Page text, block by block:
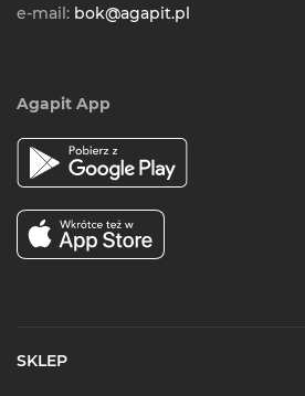
e-mail: bok@agapit.pl
Agapit App
SKLEP